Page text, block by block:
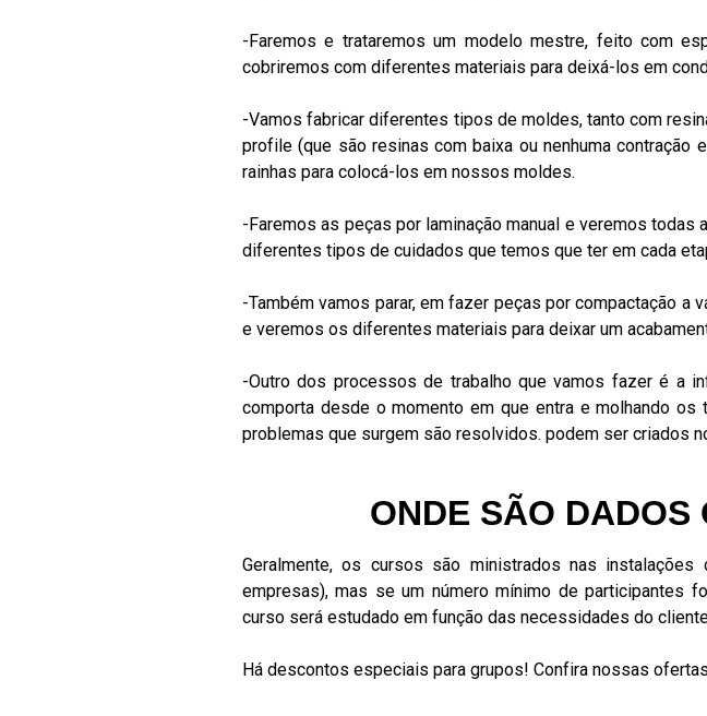
-Faremos e trataremos um modelo mestre, feito com
cobriremos com diferentes materiais para deixá-los em
-Vamos fabricar diferentes tipos de moldes, tanto com
profile (que são resinas com baixa ou nenhuma
rainhas para colocá-los em nossos moldes.
-Faremos as peças por laminação manual e veremos
diferentes tipos de cuidados que temos que ter em cada
-Também vamos parar, em fazer peças por compactação
e veremos os diferentes materiais para deixar um
-Outro dos processos de trabalho que vamos fazer é a
comporta desde o momento em que entra e molhando
problemas que surgem são resolvidos. podem ser criados
ONDE SÃO DADOS
Geralmente, os cursos são ministrados nas
empresas), mas se um número mínimo de participantes
curso será estudado em função das necessidades do
Há descontos especiais para grupos! Confira nossas